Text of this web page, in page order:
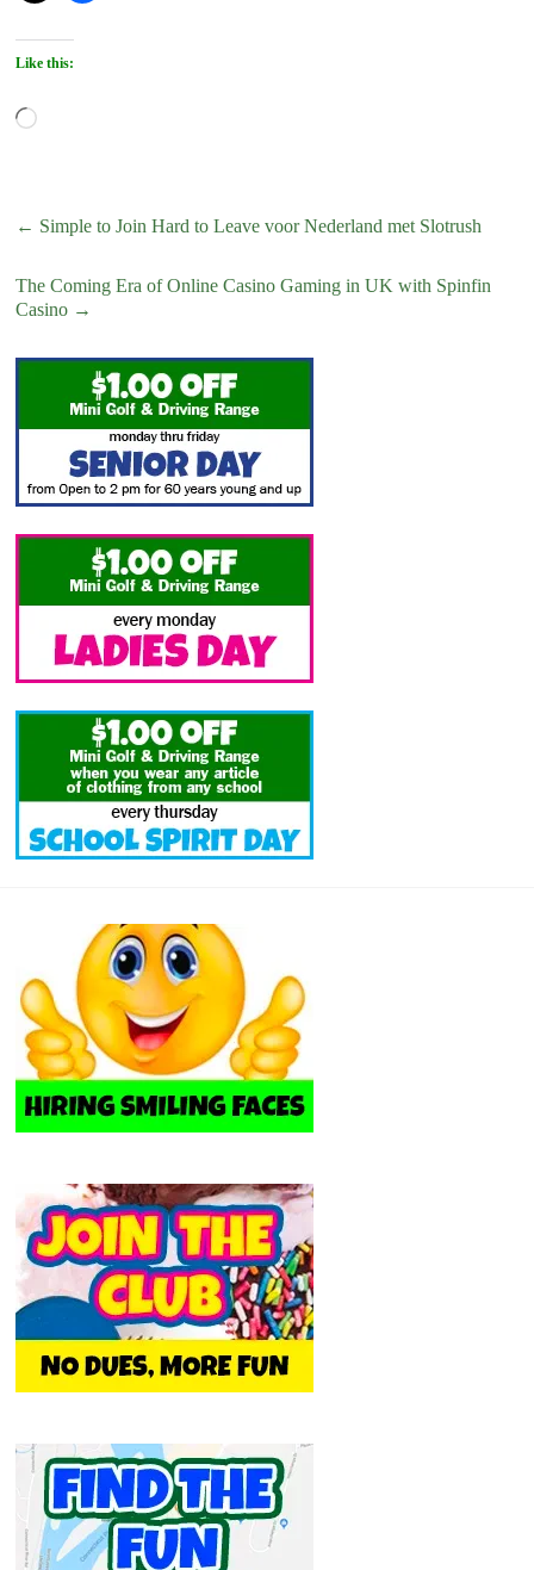
Like this:
Loading…
← Simple to Join Hard to Leave voor Nederland met Slotrush
The Coming Era of Online Casino Gaming in UK with Spinfin
Casino →